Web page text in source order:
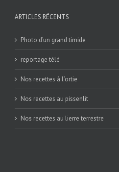
ARTICLES RÉCENTS
Photo d’un grand timide
reportage télé
Nos recettes à l’ortie
Nos recettes au pissenlit
Nos recettes au lierre terrestre